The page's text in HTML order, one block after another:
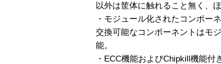
以外は筐体に触れること無く、
・モジュール化されたコンポー
交換可能なコンポーネントはモ
能。
・ECC機能およびChipkill機能